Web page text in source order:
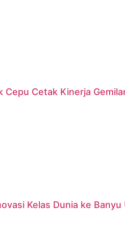
Cepu Cetak Kinerja
Kelas Dunia ke Banyu